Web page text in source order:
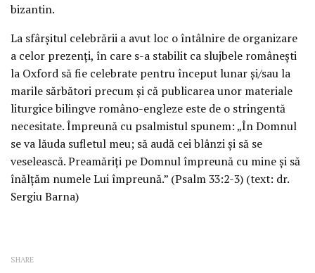
bizantin.
La sfârșitul celebrării a avut loc o întâlnire de organizare
a celor prezenți, în care s-a stabilit ca slujbele românești
la Oxford să fie celebrate pentru început lunar și/sau la
marile sărbători precum și că publicarea unor materiale
liturgice bilingve româno-engleze este de o stringentă
necesitate. Împreună cu psalmistul spunem: „În Domnul
se va lăuda sufletul meu; să audă cei blânzi și să se
veselească. Preamăriți pe Domnul împreună cu mine și să
înălțăm numele Lui împreună.” (Psalm 33:2-3) (text: dr.
Sergiu Barna)
SHARE